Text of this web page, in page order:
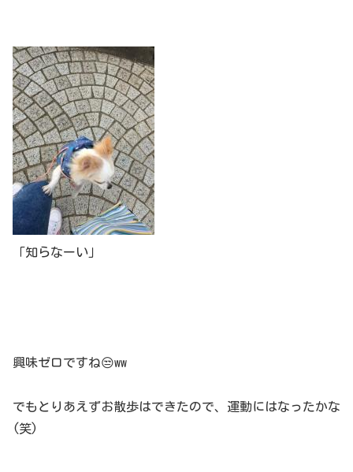
「知らなーい」
興味ゼロですね😒ww
でもとりあえずお散歩はできたので、運動にはなったかな
(笑)